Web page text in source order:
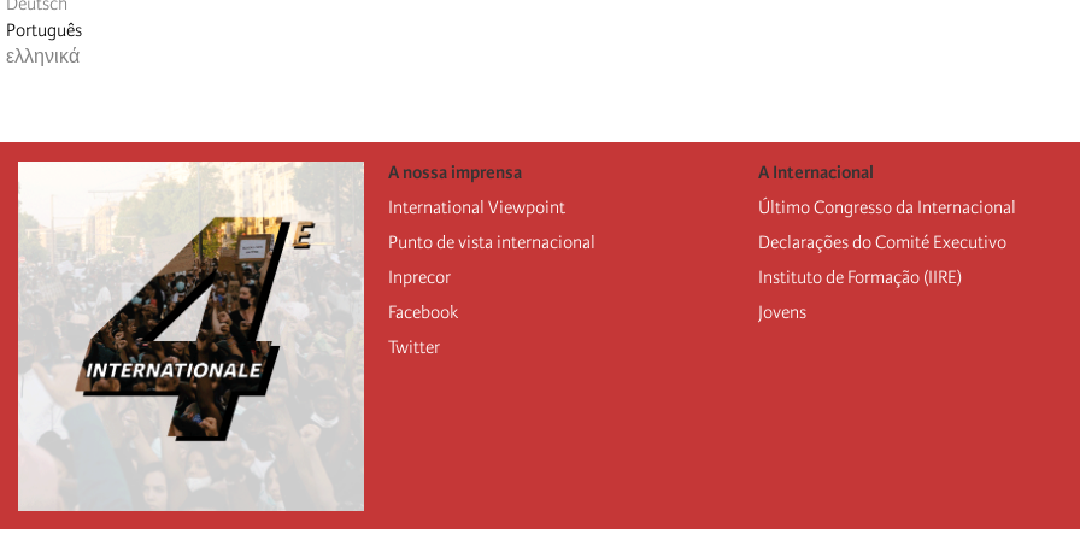
Português
ελληνικά
A nossa imprensa
International Viewpoint
Punto de vista internacional
Inprecor
Facebook
Twitter
A Internacional
Último Congresso da Internacional
Declarações do Comité Executivo
Instituto de Formação (IIRE)
Jovens